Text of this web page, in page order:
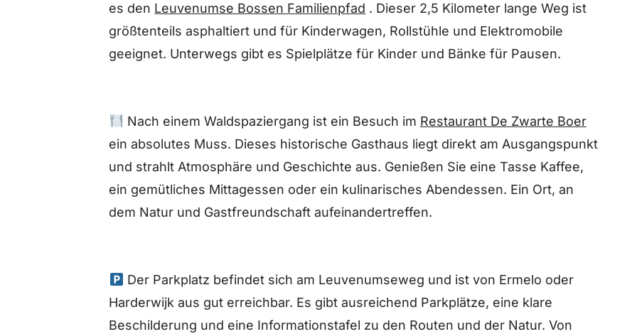
es den Leuvenumse Bossen Familienpfad . Dieser 2,5 Kilometer lange Weg ist
größtenteils asphaltiert und für Kinderwagen, Rollstühle und Elektromobile
geeignet. Unterwegs gibt es Spielplätze für Kinder und Bänke für Pausen.
Nach einem Waldspaziergang ist ein Besuch im Restaurant De Zwarte Boer
ein absolutes Muss. Dieses historische Gasthaus liegt direkt am Ausgangspunkt
und strahlt Atmosphäre und Geschichte aus. Genießen Sie eine Tasse Kaffee,
ein gemütliches Mittagessen oder ein kulinarisches Abendessen. Ein Ort, an
dem Natur und Gastfreundschaft aufeinandertreffen.
Der Parkplatz befindet sich am Leuvenumseweg und ist von Ermelo oder
Harderwijk aus gut erreichbar. Es gibt ausreichend Parkplätze, eine klare
Beschilderung und eine Informationstafel zu den Routen und der Natur. Von